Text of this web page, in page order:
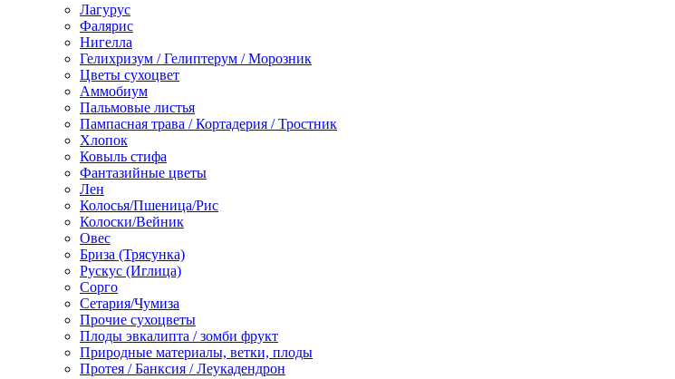
Лагурус
Фалярис
Нигелла
Гелихризум / Гелиптерум / Морозник
Цветы сухоцвет
Аммобиум
Пальмовые листья
Пампасная трава / Кортадерия / Тростник
Хлопок
Ковыль стифа
Фантазийные цветы
Лен
Колосья/Пшеница/Рис
Колоски/Вейник
Овес
Бриза (Трясунка)
Рускус (Иглица)
Сорго
Сетария/Чумиза
Прочие сухоцветы
Плоды эвкалипта / зомби фрукт
Природные материалы, ветки, плоды
Протея / Банксия / Леукадендрон